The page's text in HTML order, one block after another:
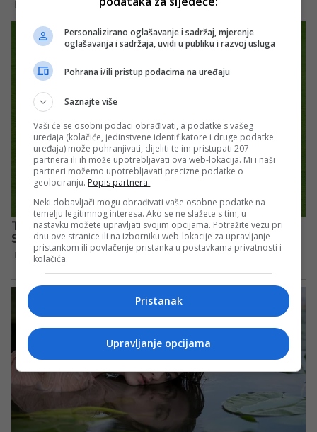
Personalizirano oglašavanje i sadržaj, mjerenje
oglašavanja i sadržaja, uvidi u publiku i razvoj usluga
Pohrana i/ili pristup podacima na uređaju
Saznajte više
Vaši će se osobni podaci obrađivati, a podatke s vašeg
uređaja (kolačiće, jedinstvene identifikatore i druge podatke
uređaja) može pohranjivati, dijeliti te im pristupati 207
partnera ili ih može upotrebljavati ova web-lokacija. Mi i naši
partneri možemo upotrebljavati precizne podatke o
geolociranju. Popis partnera.
Neki dobavljači mogu obrađivati vaše osobne podatke na
temelju legitimnog interesa. Ako se ne slažete s tim, u
nastavku možete upravljati svojim opcijama. Potražite vezu pri
dnu ove stranice ili na izborniku web-lokacije za upravljanje
pristankom ili povlačenje pristanka u postavkama privatnosti i
kolačića.
Pristanak
Upravljanje opcijama